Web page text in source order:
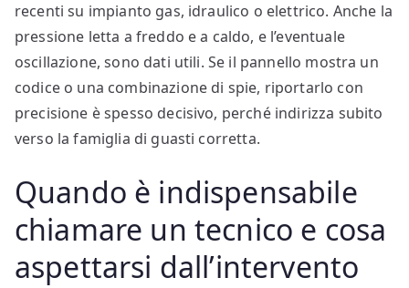
recenti su impianto gas, idraulico o elettrico. Anche la
pressione letta a freddo e a caldo, e l’eventuale
oscillazione, sono dati utili. Se il pannello mostra un
codice o una combinazione di spie, riportarlo con
precisione è spesso decisivo, perché indirizza subito
verso la famiglia di guasti corretta.
Quando è indispensabile
chiamare un tecnico e cosa
aspettarsi dall’intervento